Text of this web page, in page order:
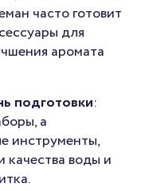
часто готовит
для
аромата
подготовки:
а
инструменты,
воды и